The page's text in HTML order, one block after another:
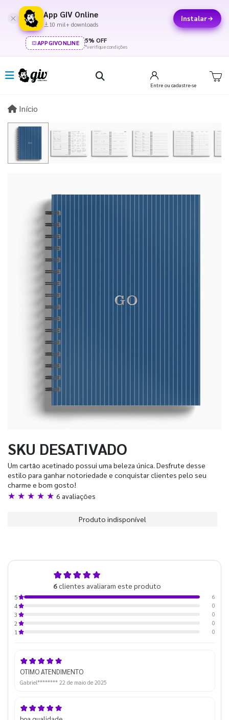
App GIV Online
10 mil+ downloads
Instalar
APPGIVONLINE 5% OFF
*verifique condições
Entre ou cadastre-se
Início
SKU DESATIVADO
Um cartão acetinado possui uma beleza única. Desfrute desse
estilo para ganhar notoriedade e conquistar clientes pelo seu
charme e bom gosto!
★ ★ ★ ★ ★ 6 avaliações
Produto indisponível
6clientes avaliaram este produto
5
6
4
0
3
0
2
0
1
0
OTIMO ATENDIMENTO
Gabriel******** 22 de maio de 2025